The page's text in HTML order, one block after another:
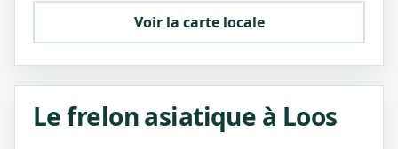
Voir la carte locale
Le frelon asiatique à Loos